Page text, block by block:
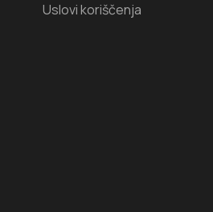
Uslovi koriščenja